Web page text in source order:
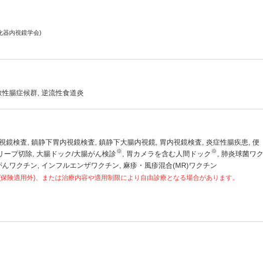
器内視鏡学会)
性腸症候群 逆流性食道炎
鏡検査 鎮静下胃内視鏡検査 鎮静下大腸内視鏡 胃内視鏡検査 炎症性腸疾患 便
ープ切除 大腸ドック/大腸がん検診※ 胃カメラを含む人間ドック ※
肺炎球菌ワク
ワクチン インフルエンザワクチン 麻疹・風疹混合(MR)ワクチン
険適用外)、または治療内容や適用制限により自由診療となる場合があります。